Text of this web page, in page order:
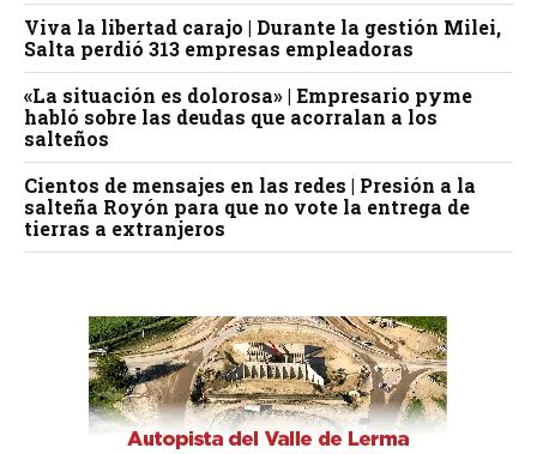
Viva la libertad carajo | Durante la gestión Milei,
Salta perdió 313 empresas empleadoras
«La situación es dolorosa» | Empresario pyme
habló sobre las deudas que acorralan a los
salteños
Cientos de mensajes en las redes | Presión a la
salteña Royón para que no vote la entrega de
tierras a extranjeros